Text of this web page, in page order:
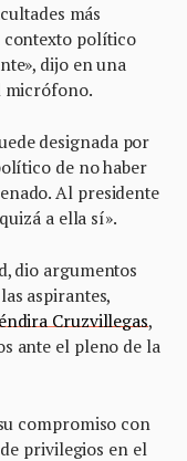
más
contexto político
dijo en una
micrófono.
designada por
de no haber
Al presidente
a ella sí».
dio argumentos
aspirantes,
Cruzvillegas,
ante el pleno de la
compromiso con
privilegios en el